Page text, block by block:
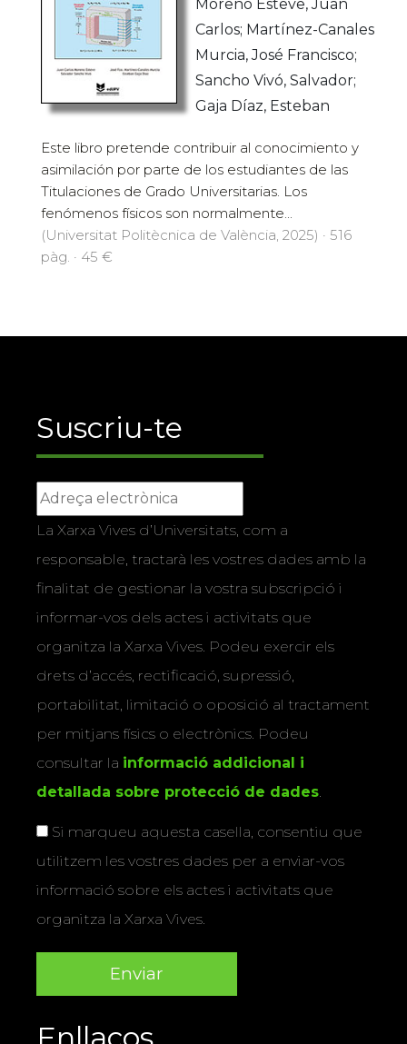
Moreno Esteve, Juan
Carlos; Martínez-Canales
Murcia, José Francisco;
Sancho Vivó, Salvador;
Gaja Díaz, Esteban
Este libro pretende contribuir al conocimiento y
asimilación por parte de los estudiantes de las
Titulaciones de Grado Universitarias. Los
fenómenos físicos son normalmente...
(Universitat Politècnica de València, 2025) · 516
pàg. · 45 €
Suscriu-te
La Xarxa Vives d’Universitats, com a
responsable, tractarà les vostres dades amb la
finalitat de gestionar la vostra subscripció i
informar-vos dels actes i activitats que
organitza la Xarxa Vives. Podeu exercir els
drets d’accés, rectificació, supressió,
portabilitat, limitació o oposició al tractament
per mitjans físics o electrònics. Podeu
consultar la informació addicional i
detallada sobre protecció de dades.
Si marqueu aquesta casella, consentiu que
utilitzem les vostres dades per a enviar-vos
informació sobre els actes i activitats que
organitza la Xarxa Vives.